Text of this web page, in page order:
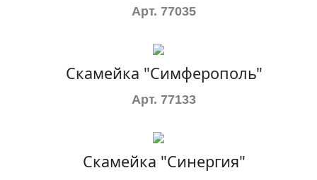
Арт. 77035
Скамейка "Симферополь"
Арт. 77133
Скамейка "Синергия"